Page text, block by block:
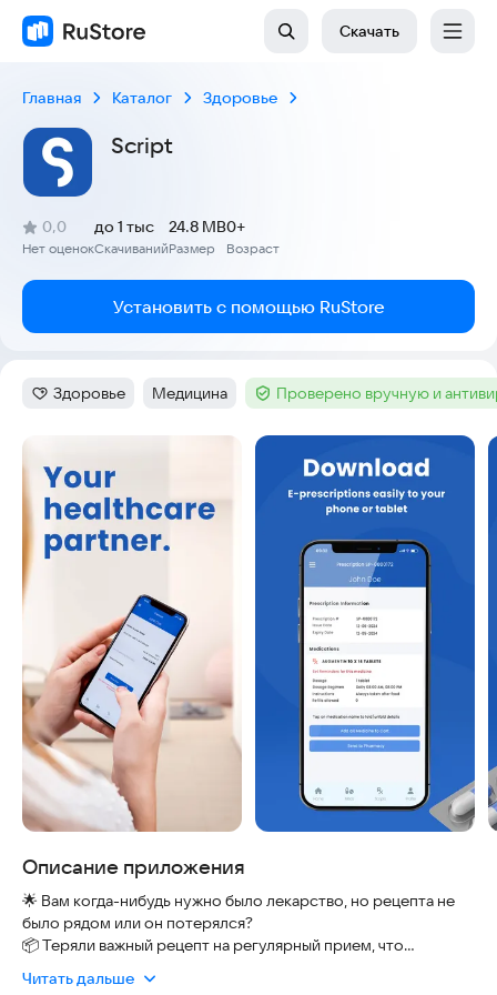
Скачать
Главная Каталог Здоровье
Script
Рейтинг:
0,0
(
Нет оценок
)
Скачиваний
до 1 тыс
Размер
24.8 MB
Возраст
0+
Установить с помощью RuStore
Категория:
Здоровье Тег:
Медицина Тег :Проверено вручную и
Скриншоты
Описание приложения
🌟 Вам когда-нибудь нужно было лекарство, но рецепта не
было рядом или он потерялся?
📦 Теряли важный рецепт на регулярный прием, что
😷 Бывало, что из-за болезни, усталости или нехватки
Читать дальше